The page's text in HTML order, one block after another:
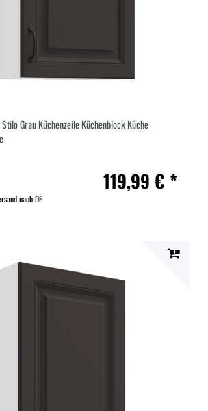
Grau Küchenzeile Küchenblock Küche
119,99 € *
nach DE